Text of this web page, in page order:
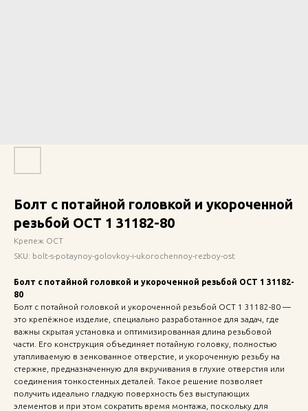
Болт с потайной головкой и укороченной
резьбой ОСТ 1 31182-80
Крепеж ОСТ
SKU: bolt-s-potaynoy-golovkoy-i-ukorochennoy-rezboy-ost
Болт с потайной головкой и укороченной резьбой ОСТ 1 31182-
80
Болт с потайной головкой и укороченной резьбой ОСТ 1 31182-80 —
это крепёжное изделие, специально разработанное для задач, где
важны скрытая установка и оптимизированная длина резьбовой
части. Его конструкция объединяет потайную головку, полностью
утапливаемую в зенкованное отверстие, и укороченную резьбу на
стержне, предназначенную для вкручивания в глухие отверстия или
соединения тонкостенных деталей. Такое решение позволяет
получить идеально гладкую поверхность без выступающих
элементов и при этом сократить время монтажа, поскольку для